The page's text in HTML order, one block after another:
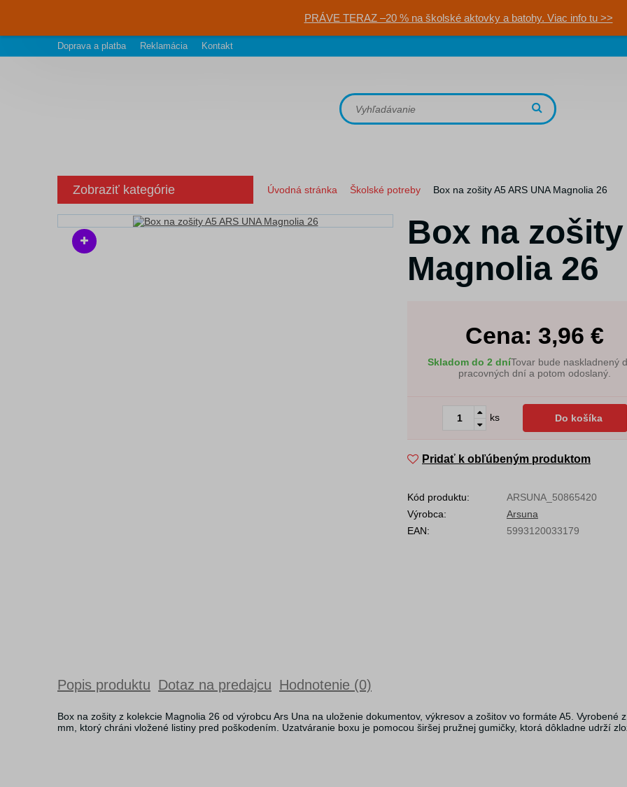
PRÁVE TERAZ –20 % na školské aktovky a batohy. Viac info tu >>
Doprava a platba Reklamácia Kontakt
Zobraziť kategórie Úvodná stránka Školské potreby Box na zošity A5 ARS UNA Magnolia 26
Box na
Magnolia 26
Cena: 3,96 €
Skladom do 2 dníTovar bude naskladnený
pracovných dní a potom odoslaný.
ks Do košíka
Pridať k obľúbeným produktom
Kód produktu:
ARSUNA_50865420
Výrobca:
Arsuna
EAN:
5993120033179
Popis produktu Dotaz na predajcu Hodnotenie (0)
Box na zošity z kolekcie Magnolia 26 od výrobcu Ars Una na uloženie dokumentov, výkresov a zošitov vo formáte A5.
mm, ktorý chráni vložené listiny pred poškodením. Uzatváranie boxu je pomocou širšej pružnej gumičky, ktorá dôkladne udrží